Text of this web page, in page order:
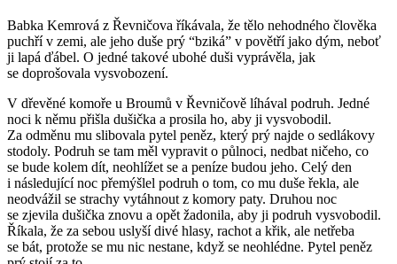
Babka Kemrová z Řevničova říkávala, že tělo nehodného člověka
puchří v zemi, ale jeho duše prý “bziká” v povětří jako dým, neboť
ji lapá ďábel. O jedné takové ubohé duši vyprávěla, jak
se doprošovala vysvobození.
V dřevěné komoře u Broumů v Řevničově líhával podruh. Jedné
noci k němu přišla dušička a prosila ho, aby ji vysvobodil.
Za odměnu mu slibovala pytel peněz, který prý najde o sedlákovy
stodoly. Podruh se tam měl vypravit o půlnoci, nedbat ničeho, co
se bude kolem dít, neohlížet se a peníze budou jeho. Celý den
i následující noc přemýšlel podruh o tom, co mu duše řekla, ale
neodvážil se strachy vytáhnout z komory paty. Druhou noc
se zjevila dušička znovu a opět žadonila, aby ji podruh vysvobodil.
Říkala, že za sebou uslyší divé hlasy, rachot a křik, ale netřeba
se bát, protože se mu nic nestane, když se neohlédne. Pytel peněz